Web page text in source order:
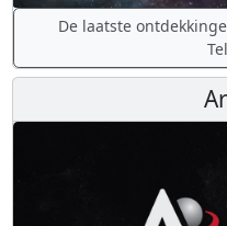
De laatste